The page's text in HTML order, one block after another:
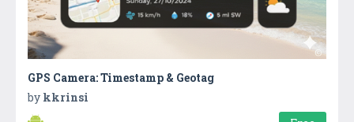
GPS Camera: Timestamp & Geotag
by kkrinsi